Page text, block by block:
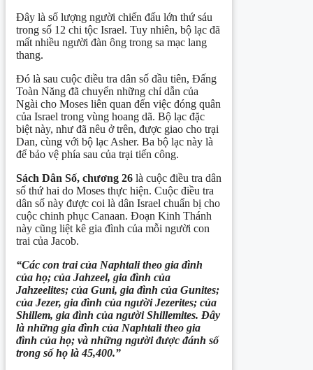
Đây là số lượng người chiến đấu lớn thứ sáu
trong số 12 chi tộc Israel. Tuy nhiên, bộ lạc đã
mất nhiều người đàn ông trong sa mạc lang
thang.
Đó là sau cuộc điều tra dân số đầu tiên, Đấng
Toàn Năng đã chuyển những chỉ dẫn của
Ngài cho Moses liên quan đến việc đóng quân
của Israel trong vùng hoang dã. Bộ lạc đặc
biệt này, như đã nêu ở trên, được giao cho trại
Dan, cùng với bộ lạc Asher. Ba bộ lạc này là
để bảo vệ phía sau của trại tiến công.
Sách Dân Số, chương 26 là cuộc điều tra dân
số thứ hai do Moses thực hiện. Cuộc điều tra
dân số này được coi là dân Israel chuẩn bị cho
cuộc chinh phục Canaan. Đoạn Kinh Thánh
này cũng liệt kê gia đình của mỗi người con
trai của Jacob.
“Các con trai của Naphtali theo gia đình
của họ; của Jahzeel, gia đình của
Jahzeelites; của Guni, gia đình của Gunites;
của Jezer, gia đình của người Jezerites; của
Shillem, gia đình của người Shillemites. Đây
là những gia đình của Naphtali theo gia
đình của họ; và những người được đánh số
trong số họ là 45,400.”